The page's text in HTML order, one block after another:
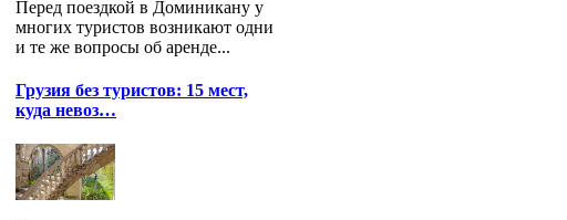
Перед поездкой в Доминикану у
многих туристов возникают одни
и те же вопросы об аренде...
Грузия без туристов: 15 мест,
куда невоз…